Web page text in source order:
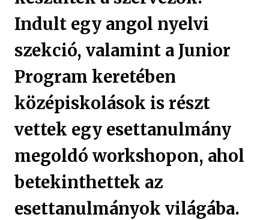
Indult egy angol nyelvi
szekció, valamint a Junior
Program keretében
középiskolások is részt
vettek egy esettanulmány
megoldó workshopon, ahol
betekinthettek az
esettanulmányok világába.